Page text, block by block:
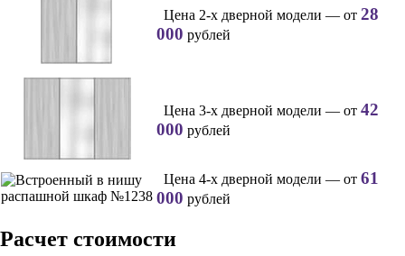
Цена 2-х дверной модели — от 28
000 рублей
Цена 3-х дверной модели — от 42
000 рублей
Цена 4-х дверной модели — от 61
000 рублей
Расчет стоимости